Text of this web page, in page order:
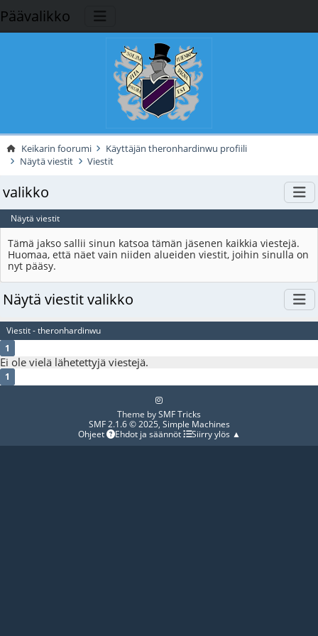
Päävalikko
Keikarin foorumi
Käyttäjän theronhardinwu profiili
Näytä viestit
Viestit
valikko
Näytä viestit
Tämä jakso sallii sinun katsoa tämän jäsenen kaikkia viestejä.
Huomaa, että näet vain niiden alueiden viestit, joihin sinulla on
nyt pääsy.
Näytä viestit valikko
Viestit - theronhardinwu
1
Ei ole vielä lähetettyjä viestejä.
1
Theme bySMF Tricks
SMF 2.1.6 © 2025, Simple Machines
Ohjeet
Ehdot ja säännöt Siirry ylös ▲